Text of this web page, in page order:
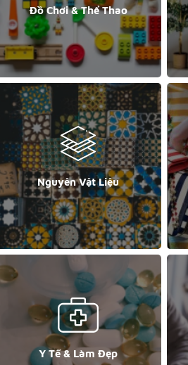
Đồ Chơi & Thể Thao
Nguyên Vật Liệu
Y Tế & Làm Đẹp